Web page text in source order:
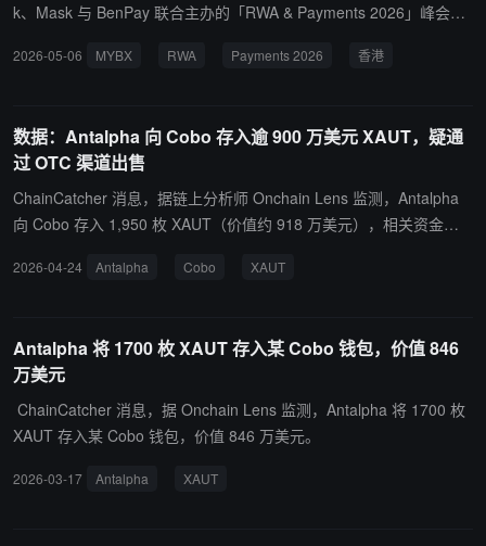
k、Mask 与 BenPay 联合主办的「RWA & Payments 2026」峰会于
队在峰会期间与 Bitget Wallet、Cobo、Aleo、Conflux、CREGIS 等
链上支付等议题。
2026-05-06 MYBX RWA Payments 2026 香港
数据：Antalpha 向 Cobo 存入逾 900 万美元 XAUT，疑通
过 OTC 渠道出售
ChainCatcher 消息，据链上分析师 Onchain Lens 监测，Antalpha
向 Cobo 存入 1,950 枚 XAUT（价值约 918 万美元），相关资金随
C）渠道进行出售。目前 Antalpha 仍持有 46,348 枚 XAUT，价值约
2026-04-24 Antalpha Cobo XAUT
Antalpha 将 1700 枚 XAUT 存入某 Cobo 钱包，价值 846
万美元
ChainCatcher 消息，据 Onchain Lens 监测，Antalpha 将 1700 枚
XAUT 存入某 Cobo 钱包，价值 846 万美元。
2026-03-17 Antalpha XAUT